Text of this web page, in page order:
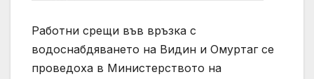
Работни срещи във връзка с
водоснабдяването на Видин и Омуртаг се
проведоха в Министерството на